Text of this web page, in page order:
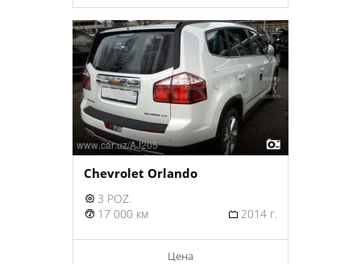
Chevrolet Orlando
3 POZ.
17 000 км
2014 г.
Цена